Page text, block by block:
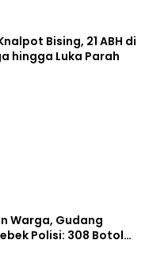
Bising, 21 ABH di
hingga Luka Parah
Warga, Gudang
Polisi: 308 Botol